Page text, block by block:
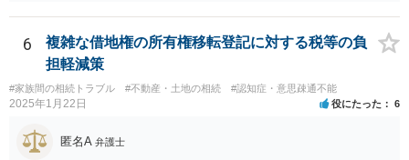
性はあります。 祖父は、なぜあなたが面倒を見ないと言ったのに贈与
してくれたのか ということが問題となる可能性はあります。 祖父が認
知症という診断を受ければ 贈与時に判断能力がなかったから無効だと
主張してくる可能性はあります。 それが通るかは、医師の診断時期と
診断内容によります。
6
複雑な借地権の所有権移転登記に対する税等の負
担軽減策
#家族間の相続トラブル #不動産・土地の相続 #認知症・意思疎通不能
2025年1月22日 役にたった 6
匿名A 弁護士